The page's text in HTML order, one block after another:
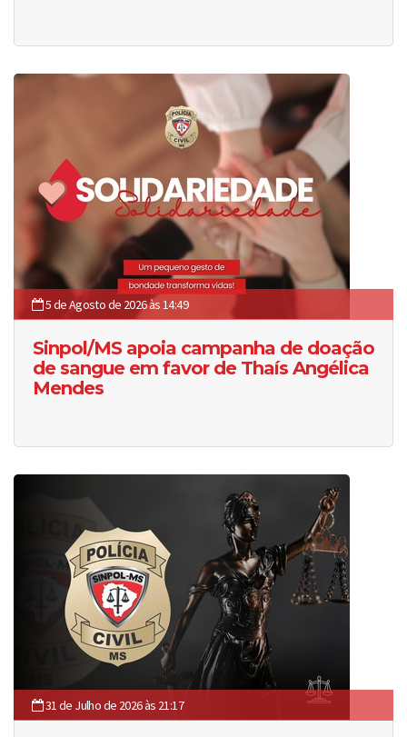
5 de Agosto de 2026 às 14:49
Sinpol/MS apoia campanha de doação
de sangue em favor de Thaís Angélica
Mendes
31 de Julho de 2026 às 21:17